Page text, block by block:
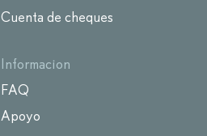
Cuenta de cheques
Informacion
FAQ
Apoyo